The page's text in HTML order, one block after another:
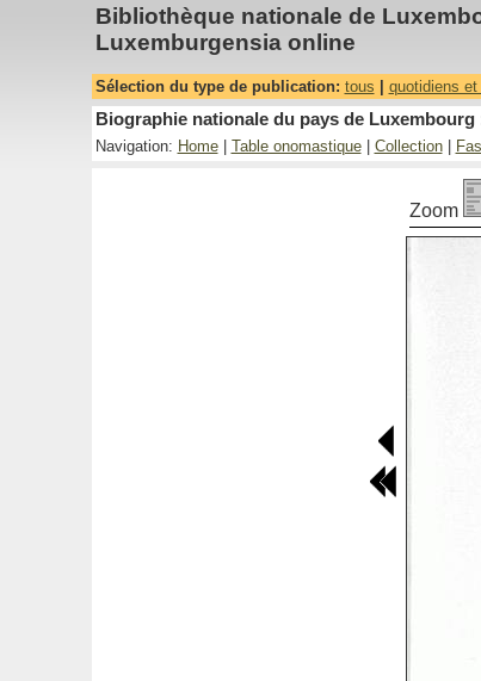
Bibliothèque nationale de
Luxemburgensia online
Sélection du type de publication: tous quotidiens et
Biographie nationale du pays de Luxembourg
Navigation: Home| Table onomastique| Collection|
Zoom